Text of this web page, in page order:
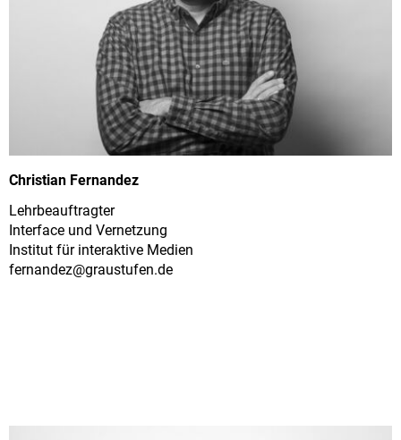
Christian Fernandez
Lehrbeauftragter
Interface und Vernetzung
Institut für interaktive Medien
fernandez@graustufen.de